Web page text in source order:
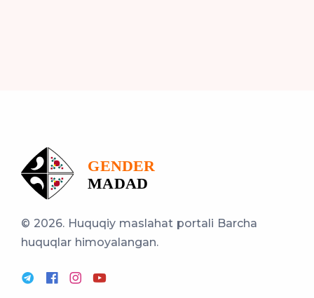
© 2026. Huquqiy maslahat portali Barcha
huquqlar himoyalangan.